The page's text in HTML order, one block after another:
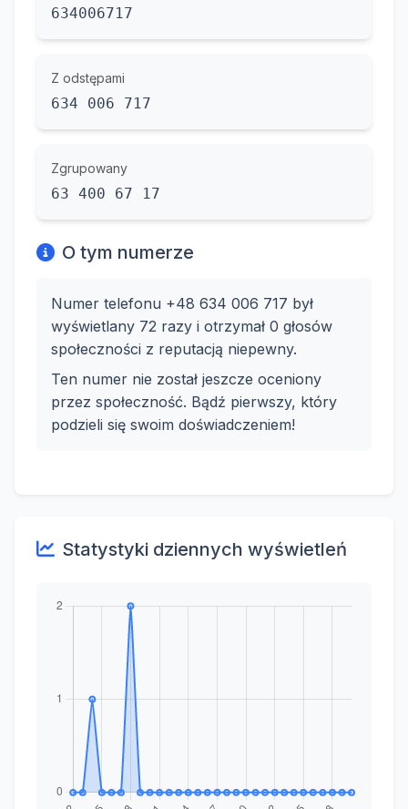
634006717
Z odstępami
634 006 717
Zgrupowany
63 400 67 17
O tym numerze
Numer telefonu +48 634 006 717 był
wyświetlany 72 razy i otrzymał 0 głosów
społeczności z reputacją niepewny.
Ten numer nie został jeszcze oceniony
przez społeczność. Bądź pierwszy, który
podzieli się swoim doświadczeniem!
Statystyki dziennych wyświetleń